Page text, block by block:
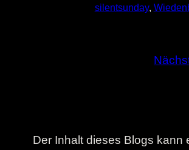
silentsunday,
Der Inhalt dieses Blogs kann